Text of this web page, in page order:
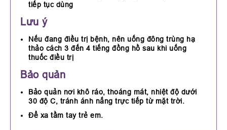
tiếp tục dùng
Lưu ý
Nếu đang điều trị bệnh, nên uống đông trùng hạ
thảo cách 3 đến 4 tiếng đồng hồ sau khi uống
thuốc điều trị
Bảo quản
Bảo quản nơi khô ráo, thoáng mát, nhiệt độ dưới
30 độ C, tránh ánh nắng trực tiếp từ mặt trời.
Để xa tầm tay trẻ em.